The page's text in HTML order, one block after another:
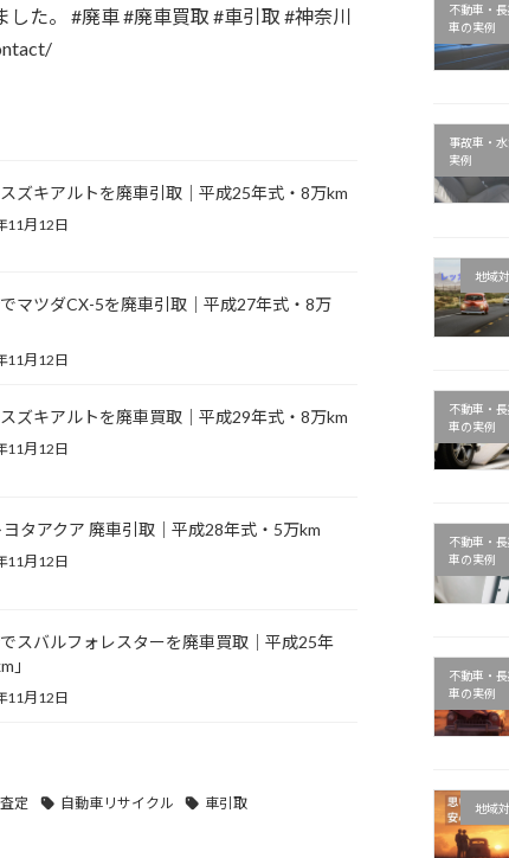
た。 #廃車 #廃車買取 #車引取 #神奈川
ズキアルトを廃車引取｜平成25年式・8万km
11月12日
でマツダCX-5を廃車引取｜平成27年式・8万
11月12日
ズキアルトを廃車買取｜平成29年式・8万km
11月12日
タアクア 廃車引取｜平成28年式・5万km
11月12日
でスバルフォレスターを廃車買取｜平成25年
」
11月12日
定 自動車リサイクル 車引取
不動車・
車の実例
事故車・
実例
地域
不動車・
車の実例
不動車・
車の実例
不動車・
車の実例
地域